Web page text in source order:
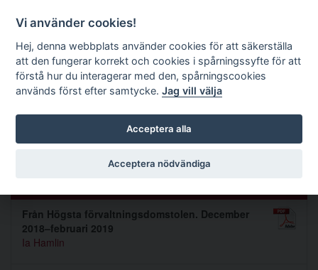
Förvaltningsrättslig tidskrift
Sök
Nummer 2019 2
Från Högsta förvaltningsdomstolen. December
2018–februari 2019
Ia Hamlin
Vi använder cookies!
Hej, denna webbplats använder cookies för att säkerställa
att den fungerar korrekt och cookies i spårningssyfte för att
förstå hur du interagerar med den, spårningscookies
används först efter samtycke.Jag vill välja
Acceptera alla
Acceptera nödvändiga